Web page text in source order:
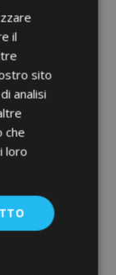
il
sito
analisi
che
loro